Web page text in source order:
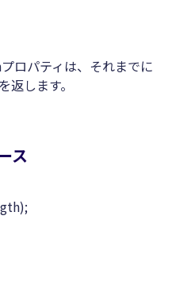
ロパティは、それまでに
します。
ス